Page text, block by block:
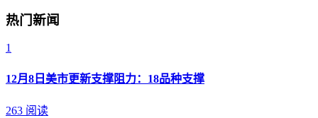
热门新闻
1
12月8日美市更新支撑阻力：18品种支撑
263 阅读